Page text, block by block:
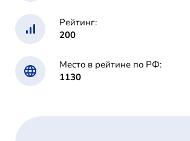
Рейтинг:
200
Место в рейтине по РФ:
1130